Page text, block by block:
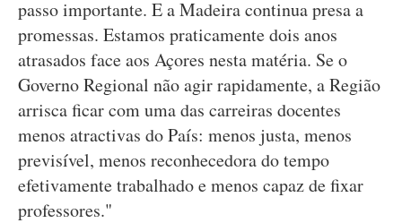
passo importante. E a Madeira continua presa a
promessas. Estamos praticamente dois anos
atrasados face aos Açores nesta matéria. Se o
Governo Regional não agir rapidamente, a Região
arrisca ficar com uma das carreiras docentes
menos atractivas do País: menos justa, menos
previsível, menos reconhecedora do tempo
efetivamente trabalhado e menos capaz de fixar
professores."